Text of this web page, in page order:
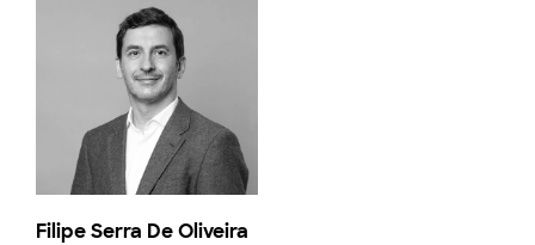
Filipe Serra De Oliveira